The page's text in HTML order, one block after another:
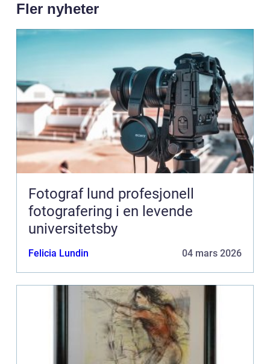
Fler nyheter
Fotograf lund profesjonell
fotografering i en levende
universitetsby
Felicia Lundin 04 mars 2026